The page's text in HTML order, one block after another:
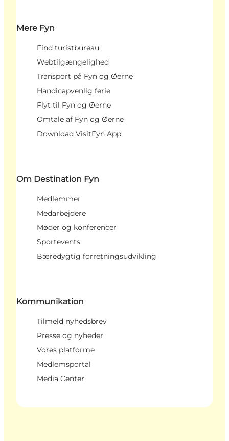
Mere Fyn
Find turistbureau
Webtilgængelighed
Transport på Fyn og Øerne
Handicapvenlig ferie
Flyt til Fyn og Øerne
Omtale af Fyn og Øerne
Download VisitFyn App
Om Destination Fyn
Medlemmer
Medarbejdere
Møder og konferencer
Sportevents
Bæredygtig forretningsudvikling
Kommunikation
Tilmeld nyhedsbrev
Presse og nyheder
Vores platforme
Medlemsportal
Media Center